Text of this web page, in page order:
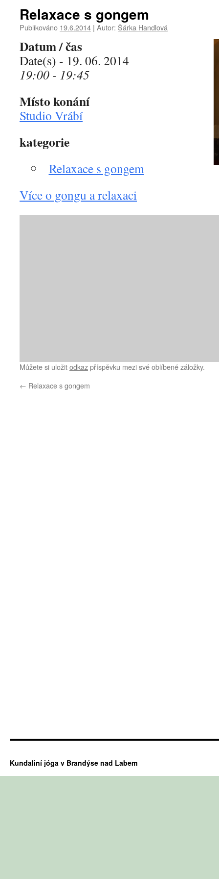
Relaxace s gongem
Publikováno 19.6.2014 | Autor: Šárka Handlová
Datum / čas
Date(s) - 19. 06. 2014
19:00 - 19:45
Místo konání
Studio Vrábí
kategorie
Relaxace s gongem
Více o gongu a relaxaci
Můžete si uložitodkazpříspěvku mezi své oblíbené záložky.
← Relaxace s gongem
Kundaliní jóga v Brandýse nad Labem